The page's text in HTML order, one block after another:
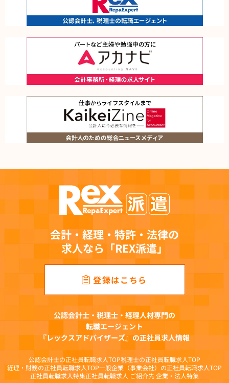
個人情報保護管理方針に関するお問い合わせは、下記で受け付けております。
株式会社レックスアドバイザーズ 個人情報相談窓口 個人情報保護管理者（HR事
電話： 03-5510-1131 メール：info@career-adv.jp
当社が取扱う個人情報について
株式会社レックスアドバイザーズ（当社）は、当社の有料職業紹介事業、労働者派
遣事業、求人広告媒体事業、オウンドメディア事業をご利用になるお客様のプライ
バシーを尊重するため、以下のとおり個人情報の保護に取り組んでいます。
■個人情報の利用目的
１．個人情報の取得時における通知
お客様が当ウェブサイトまたは当社運営サイトをご利用になる場合、一部のページ
において個人情報を収集する事があります。個人情報を収集する場合は事前、また
は収集時に、利用目的、第三者への提供の有無、当社の担当窓口等をお知らせし、
お客様に無断で個人情報を収集することはありません。
職業安定法等関連法令に定めのある手続への対応、登録者・求人者情報の管理、連
絡、求人案件の紹介、求人者への提供、求職者に開示の許諾を得た業務提携先への
提供、当該業務提携先へ提携に要する情報掲載サービス運営企業への提供、成約案
件の管理、有料職業紹介事業に関連する情報提供、キャンペーン・アンケート等の
て、その範囲内で利用します。
(2)人材派遣事業において提供を受けた個人情報
労働者派遣法等関連法令に定めのある手続きへの対応、登録会への案内、予約およ
び登録手続き、仕事紹介、仕事に関するご連絡、契約締結に関する業務、雇用管理
（社会保険手続、福利厚生、給与支払、研修受講管理）、災害時の緊急連絡、キャ
(3)求人広告媒体事業において提供を受けた個人情報
問い合わせへの対応、メールマガジン配信、取材・キャンペーン・アンケート等の
実施、求人掲載企業への提供、各種媒体等に掲載するための統計化と分析等を目的
(4)オウンドメディア事業において提供を受けた個人情報
問い合わせへの対応、メールマガジン配信、各種媒体等に掲載するための統計化と
会計・経理・特許・法律の
求人なら「REX派遣」
登録はこちら
公認会計士・税理士・経理人材専門の
転職エージェント
『レックスアドバイザーズ』の正社員求人情報
公認会計士の正社員転職求人TOP税理士の正社員転職求人TOP
経理・財務の正社員転職求人TOP一般企業（事業会社）の正社員転職求人TOP
正社員転職求人特集正社員転職求人 ご紹介先 企業・法人特集